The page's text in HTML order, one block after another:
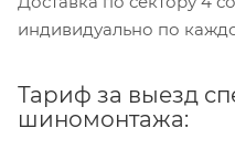
индивидуально по
Тариф за выезд
шиномонтажа: